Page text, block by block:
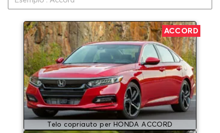
ACCORD
Telo copriauto per HONDA ACCORD